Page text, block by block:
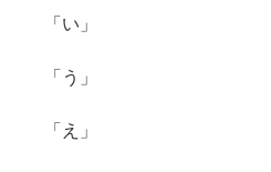
「い」
「う」
「え」